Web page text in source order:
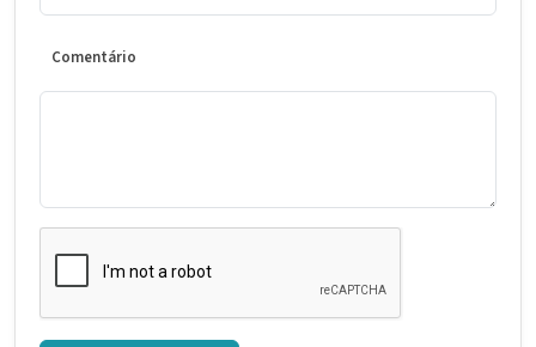
Comentário